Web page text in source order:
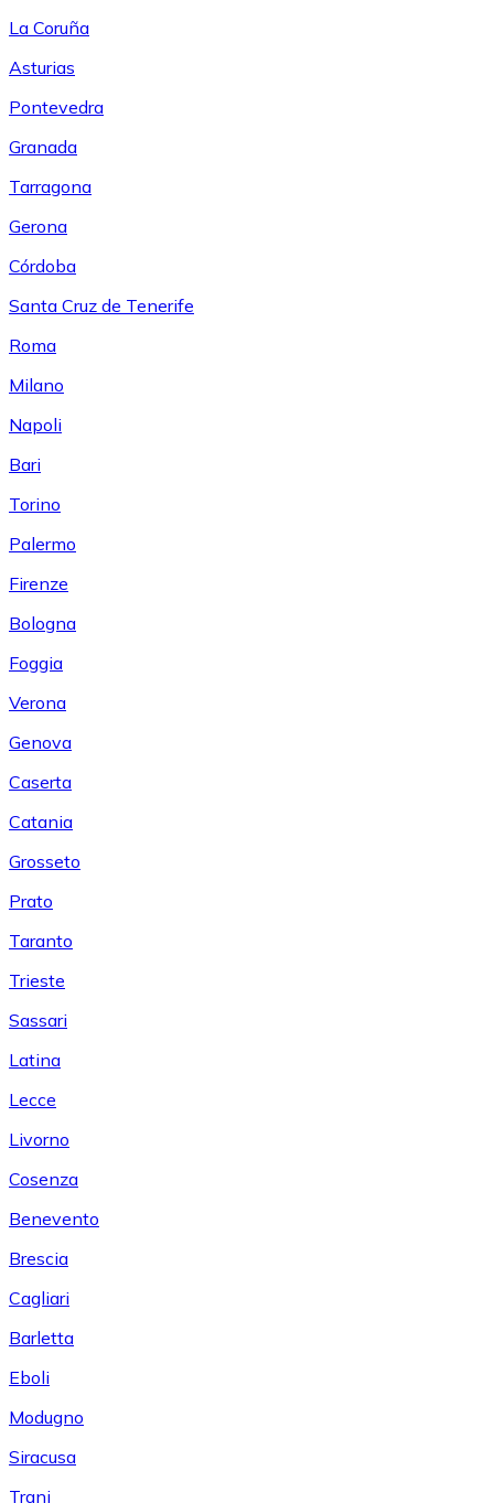
La Coruña
Asturias
Pontevedra
Granada
Tarragona
Gerona
Córdoba
Santa Cruz de Tenerife
Roma
Milano
Napoli
Bari
Torino
Palermo
Firenze
Bologna
Foggia
Verona
Genova
Caserta
Catania
Grosseto
Prato
Taranto
Trieste
Sassari
Latina
Lecce
Livorno
Cosenza
Benevento
Brescia
Cagliari
Barletta
Eboli
Modugno
Siracusa
Trani